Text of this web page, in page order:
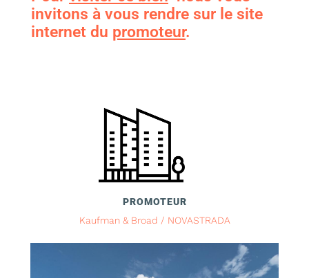
invitons à vous rendre sur le site
internet du promoteur.
PROMOTEUR
Kaufman & Broad / NOVASTRADA